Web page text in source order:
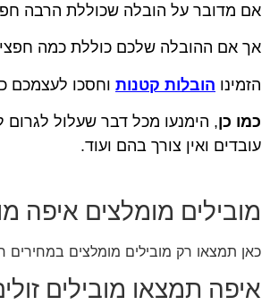
אם מדובר על הובלה שכוללת הרבה
אך אם ההובלה שלכם כוללת כמה
הזמינו הובלות קטנות וחסכו לעצמכם
כמו כן, הימנעו מכל דבר שעלול לגרום
עובדים ואין צורך בהם ועוד.
מובילים מומלצים איפה
כאן תמצאו רק מובילים מומלצים במחירים
איפה תמצאו מובילים